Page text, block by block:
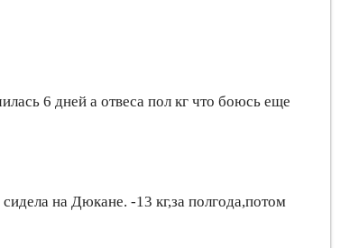
6 дней а отвеса пол кг что боюсь еще
на Дюкане. -13 кг,за полгода,потом